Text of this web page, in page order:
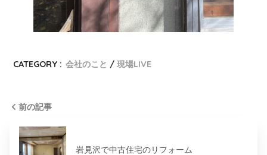
CATEGORY : 会社のこと 現場LIVE
前の記事
岩見沢で中古住宅のリフォーム